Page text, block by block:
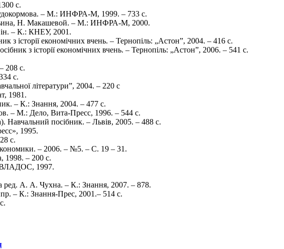
с.
– М.: ИНФРА-М, 1999. – 733 с.
Н. Макашевой. – М.: ИНФРА-М, 2000.
ін. – К.: КНЕУ, 2001.
з історії економічних вчень. – Тернопіль: „Астон”, 2004. – 416 c.
з історії економічних вчень. – Тернопіль: „Астон”, 2006. – 541 с.
208 с.
с.
літератури”, 2004. – 220 с
1981.
– К.: Знання, 2004. – 477 с.
– М.: Дело, Вита-Пресс, 1996. – 544 с.
посібник. – Львів, 2005. – 488 с.
1995.
с.
– 2006. – №5. – С. 19 – 31.
1998. – 200 с.
ВЛАДОС, 1997.
ред. А. А. Чухна. – К.: Знання, 2007. – 878.
– К.: Знання-Прес, 2001.– 514 с.